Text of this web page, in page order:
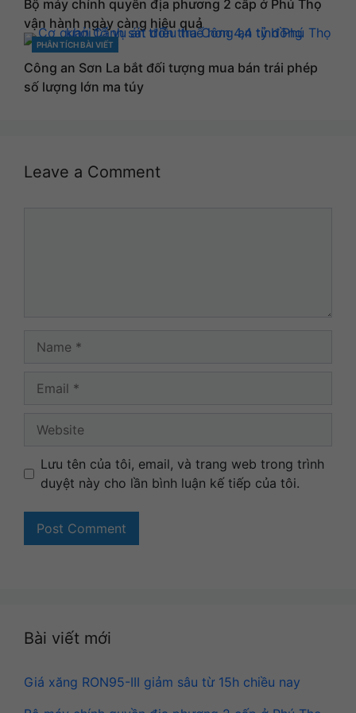
Bộ máy chính quyền địa phương 2 cấp ở Phú Thọ
vận hành ngày càng hiệu quả
CATEGORIES
PHÂN TÍCH BÀI VIẾT
Công an Sơn La bắt đối tượng mua bán trái phép
số lượng lớn ma túy
Leave a Comment
Name
Email
Website
Lưu tên của tôi, email, và trang web trong trình
duyệt này cho lần bình luận kế tiếp của tôi.
Bài viết mới
Giá xăng RON95-III giảm sâu từ 15h chiều nay